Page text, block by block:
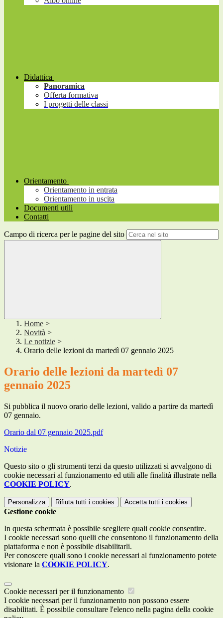
Didattica
Panoramica
Offerta formativa
I progetti delle classi
Orientamento
Orientamento in entrata
Orientamento in uscita
Documenti utili
Contatti
Campo di ricerca per le pagine del sito
Home >
Novità >
Le notizie >
Orario delle lezioni da martedì 07 gennaio 2025
Orario delle lezioni da martedì 07
gennaio 2025
Si pubblica il nuovo orario delle lezioni, valido a partire da martedì
07 gennaio.
Orario dal 07 gennaio 2025.pdf
Notizie
Questo sito o gli strumenti terzi da questo utilizzati si avvalgono di
cookie necessari al funzionamento ed utili alle finalità illustrate nella
COOKIE POLICY.
Personalizza Rifiuta tutti i cookies Accetta tutti i cookies
Gestione cookie
In questa schermata è possibile scegliere quali cookie consentire.
I cookie necessari sono quelli che consentono il funzionamento della
piattaforma e non è possibile disabilitarli.
Per conoscere quali sono i cookie necessari al funzionamento potete
visionare la COOKIE POLICY.
Cookie necessari per il funzionamento
I cookie necessari per il funzionamento non possono essere
disabilitati. È possibile consultare l'elenco nella pagina della cookie